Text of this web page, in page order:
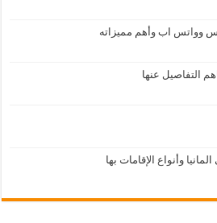
وواتس اب وأهم مميزاته
وأنواع الإقامات بها